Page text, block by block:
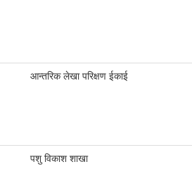
आन्तरिक लेखा परिक्षण ईकाई
पशु विकाश शाखा